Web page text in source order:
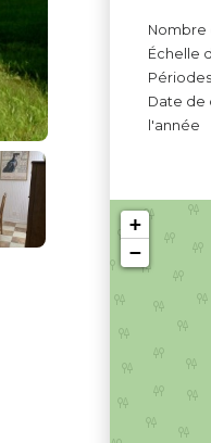
Nombre
Échelle
Date de
l'année
+
−